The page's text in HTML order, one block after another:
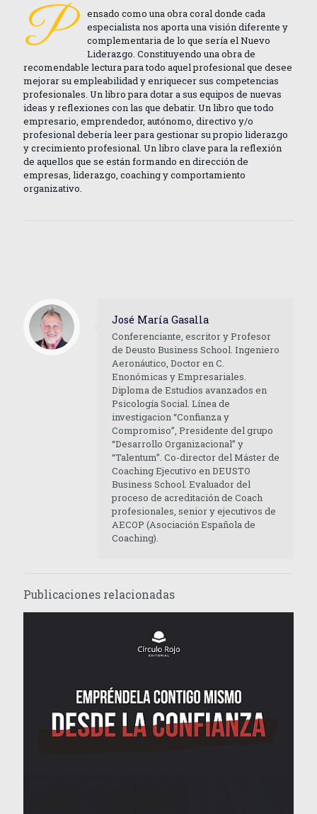
P
ensado como una obra coral donde cada
especialista nos aporta una visión diferente y
complementaria de lo que sería el Nuevo
Liderazgo. Constituyendo una obra de
recomendable lectura para todo aquel profesional que desee
mejorar su empleabilidad y enriquecer sus competencias
profesionales. Un libro para dotar a sus equipos de nuevas
ideas y reflexiones con las que debatir. Un libro que todo
empresario, emprendedor, autónomo, directivo y/o
profesional debería leer para gestionar su propio liderazgo
y crecimiento profesional. Un libro clave para la reflexión
de aquellos que se están formando en dirección de
empresas, liderazgo, coaching y comportamiento
organizativo.
José María Gasalla
Conferenciante, escritor y Profesor
de Deusto Business School. Ingeniero
Aeronáutico, Doctor en C.
Enonómicas y Empresariales.
Diploma de Estudios avanzados en
Psicología Social. Línea de
investigacion “Confianza y
Compromiso”, Presidente del grupo
“Desarrollo Organizacional” y
“Talentum”. Co-director del Máster de
Coaching Ejecutivo en DEUSTO
Business School. Evaluador del
proceso de acreditación de Coach
profesionales, senior y ejecutivos de
AECOP (Asociación Española de
Coaching).
Publicaciones relacionadas